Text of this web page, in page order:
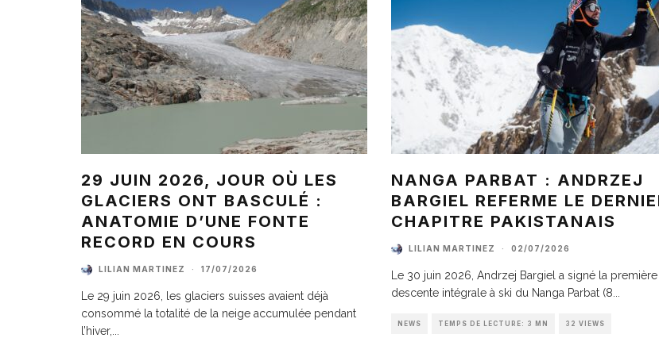
29 JUIN 2026, JOUR OÙ LES
GLACIERS ONT BASCULÉ :
ANATOMIE D’UNE FONTE
RECORD EN COURS
LILIAN MARTINEZ · 17/07/2026
Le 29 juin 2026, les glaciers suisses avaient déjà
consommé la totalité de la neige accumulée pendant
l’hiver,
NANGA PARBAT : ANDRZEJ
BARGIEL REFERME LE
CHAPITRE PAKISTANAIS
LILIAN MARTINEZ · 02/07/2026
Le 30 juin 2026, Andrzej Bargiel a signé la première
descente intégrale à ski du Nanga Parbat (8
NEWS TEMPS DE LECTURE: 3 MN 32 VIEWS